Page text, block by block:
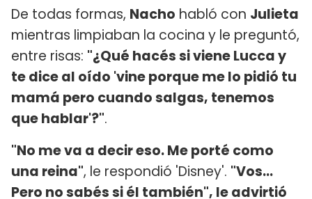
De todas formas, Nacho habló con Julieta
mientras limpiaban la cocina y le preguntó,
entre risas: "¿Qué hacés si viene Lucca y
te dice al oído 'vine porque me lo pidió tu
mamá pero cuando salgas, tenemos
que hablar'?".
"No me va a decir eso. Me porté como
una reina", le respondió 'Disney'. "Vos...
Pero no sabés si él también", le advirtió